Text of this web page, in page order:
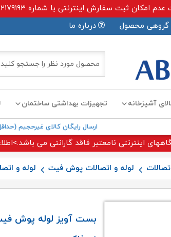
سفارش اینترنتی با شماره ۰۲۱۷۹۱۹۳ تماس حاصل نمایید
گروهی محصول درباره ما
آشپزخانه تجهیزات بهداشتی ساختمان
ارسال رایگان کالای غیرحجیم (حداقل سفارش ۳۰
اینترنتی نامعتبر فاقد گارانتی می
لوله و اتصالات پوش فیت لوله و